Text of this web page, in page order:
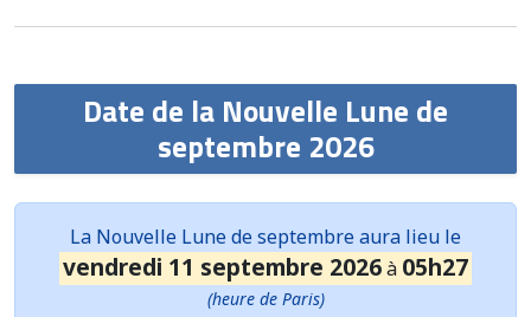
Date de la Nouvelle Lune de
septembre 2026
La Nouvelle Lunede septembre aura lieu le
vendredi 11 septembre 2026à 05h27
(heure de Paris)